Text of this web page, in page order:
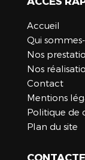
Accueil
Qui
Nos
Nos
Contact
Mentions
Politique de
Plan du site